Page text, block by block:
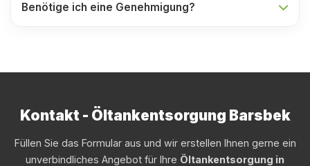
Benötige ich eine Genehmigung?
Kontakt - Öltankentsorgung Barsbek
Füllen Sie das Formular aus und wir erstellen Ihnen gerne ein
unverbindliches Angebot für Ihre Öltankentsorgung in